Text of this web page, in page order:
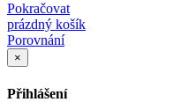
Pokračovat
prázdný košík
Porovnání
×
Přihlášení